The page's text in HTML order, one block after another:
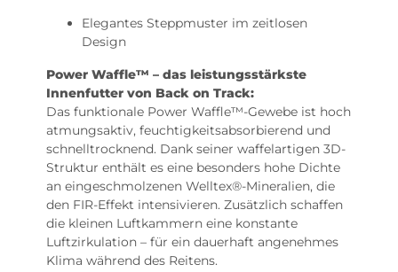
Elegantes Steppmuster im zeitlosen
Design
Power Waffle™️ – das leistungsstärkste
Innenfutter von Back on Track:
Das funktionale Power Waffle™️-Gewebe ist hoch
atmungsaktiv, feuchtigkeitsabsorbierend und
schnelltrocknend. Dank seiner waffelartigen 3D-
Struktur enthält es eine besonders hohe Dichte
an eingeschmolzenen Welltex®-Mineralien, die
den FIR-Effekt intensivieren. Zusätzlich schaffen
die kleinen Luftkammern eine konstante
Luftzirkulation – für ein dauerhaft angenehmes
Klima während des Reitens.